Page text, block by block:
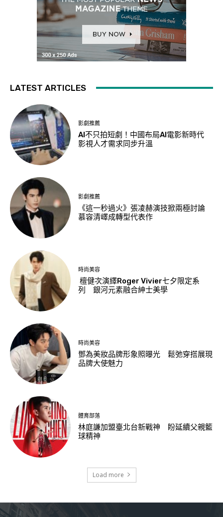
LATEST ARTICLES
影劇推薦
AI不只拍短劇！中國布局AI電影新時代
影視人才需求同步升溫
影劇推薦
《這一秒過火》張凌赫演技掀兩極討論
慕容清嶧成轉型代表作
時尚美容
檀健次演繹Roger Vivier七夕限定系
列 銀河元素融合紳士美學
時尚美容
鄧為美妝品牌形象照曝光 鬆弛穿搭展現
品牌大使魅力
體育部落
林庭謙加盟臺北台新戰神 盼延續父親籃
球精神
Load more